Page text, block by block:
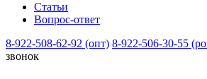
Статьи
Вопрос-ответ
8-922-508-62-92 (опт) 8-922-506-30-55
звонок